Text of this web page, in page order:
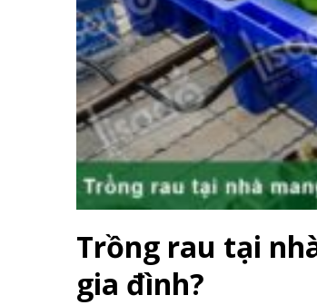
Trồng rau tại
gia đình?